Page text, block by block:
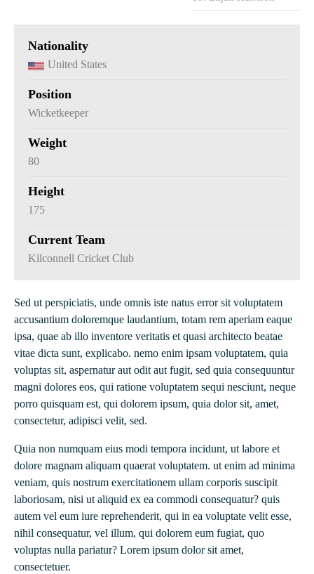
Nationality
United States
Position
Wicketkeeper
Weight
80
Height
175
Current Team
Kilconnell Cricket Club
Sed ut perspiciatis, unde omnis iste natus error sit voluptatem
accusantium doloremque laudantium, totam rem aperiam eaque
ipsa, quae ab illo inventore veritatis et quasi architecto beatae
vitae dicta sunt, explicabo. nemo enim ipsam voluptatem, quia
voluptas sit, aspernatur aut odit aut fugit, sed quia consequuntur
magni dolores eos, qui ratione voluptatem sequi nesciunt, neque
porro quisquam est, qui dolorem ipsum, quia dolor sit, amet,
consectetur, adipisci velit, sed.
Quia non numquam eius modi tempora incidunt, ut labore et
dolore magnam aliquam quaerat voluptatem. ut enim ad minima
veniam, quis nostrum exercitationem ullam corporis suscipit
laboriosam, nisi ut aliquid ex ea commodi consequatur? quis
autem vel eum iure reprehenderit, qui in ea voluptate velit esse,
nihil consequatur, vel illum, qui dolorem eum fugiat, quo
voluptas nulla pariatur? Lorem ipsum dolor sit amet,
consectetuer.